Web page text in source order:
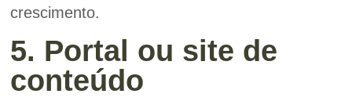
crescimento.
5. Portal ou site de
conteúdo